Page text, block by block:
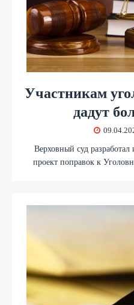
Участникам
дадут
Верховный суд
проект поправок к